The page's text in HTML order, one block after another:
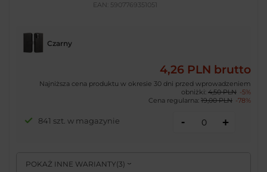
EAN: 5907769351051
POKAŻ INNE WARIANTY(3)
Czarny
4,26 PLN brutto
Najniższa cena produktu w okresie 30 dni przed wprowadzeniem
obniżki: 4,50 PLN -5%
Cena regularna: 19,00 PLN -78%
841 szt. w magazynie - +